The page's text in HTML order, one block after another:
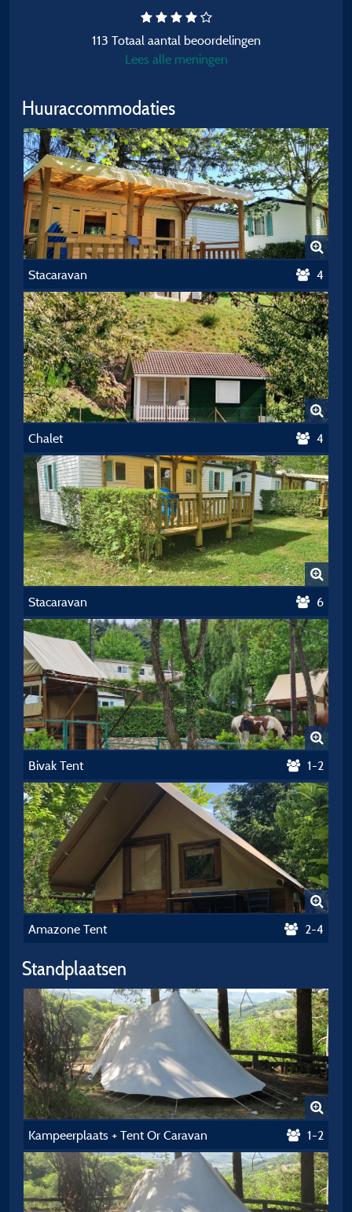
113 Totaal aantal beoordelingen
Lees alle meningen
Huuraccommodaties
Stacaravan 4
Chalet 4
Stacaravan 6
Bivak Tent 1-2
Amazone Tent 2-4
Standplaatsen
Kampeerplaats + Tent Or Caravan 1-2